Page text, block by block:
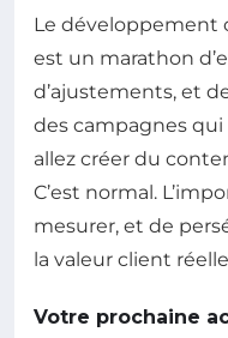
Le développement
est un marathon
d’ajustements, et
des campagnes
allez créer du
C’est normal.
mesurer, et de
la valeur client
Votre prochaine